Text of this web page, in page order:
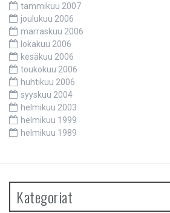
tammikuu 2007
joulukuu 2006
marraskuu 2006
lokakuu 2006
kesäkuu 2006
toukokuu 2006
huhtikuu 2006
syyskuu 2004
helmikuu 2003
helmikuu 1999
helmikuu 1989
Kategoriat